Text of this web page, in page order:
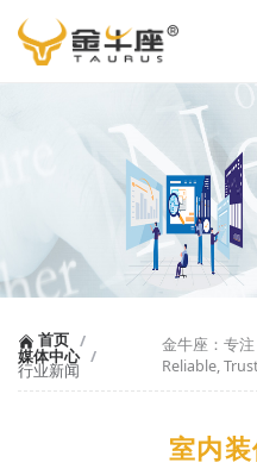
首页 /
媒体中心 /
行业新闻
金牛座：专
Reliable,
室内